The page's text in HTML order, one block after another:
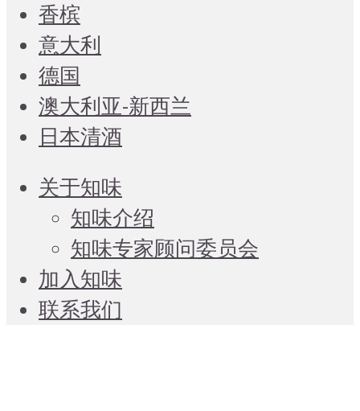
香槟
意大利
德国
澳大利亚-新西兰
日本清酒
关于知味
知味介绍
知味专家顾问委员会
加入知味
联系我们